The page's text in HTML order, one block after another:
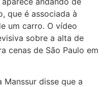
que é associada à
um carro. O vídeo
sobre a alta de
cenas de São Paulo em
disse que a